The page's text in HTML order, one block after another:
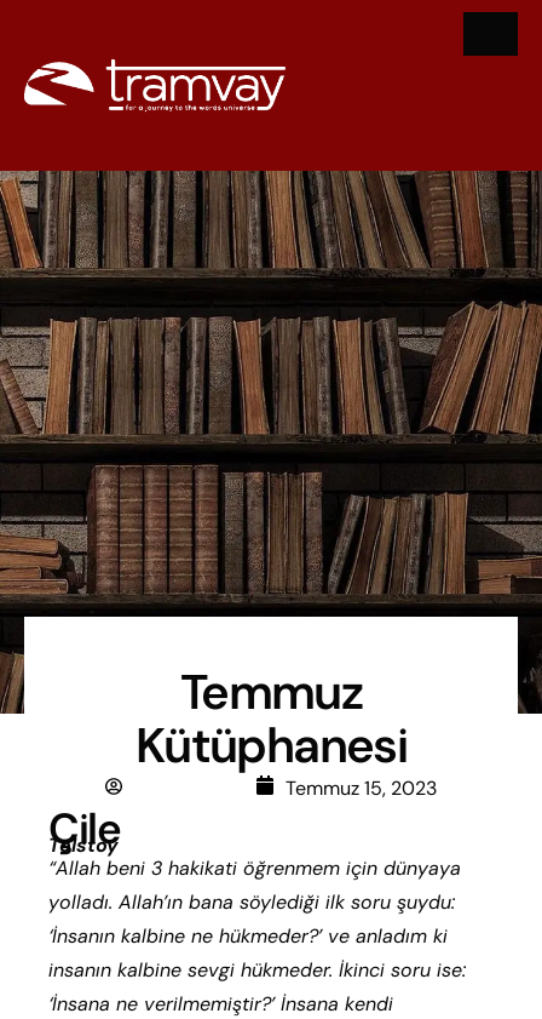
Temmuz
Kütüphanesi
Temmuz 15, 2023
Çile
Tolstoy
“Allah beni 3 hakikati öğrenmem için dünyaya
yolladı. Allah’ın bana söylediği ilk soru şuydu:
‘İnsanın kalbine ne hükmeder?’ ve anladım ki
insanın kalbine sevgi hükmeder. İkinci soru ise:
‘İnsana ne verilmemiştir?’ İnsana kendi